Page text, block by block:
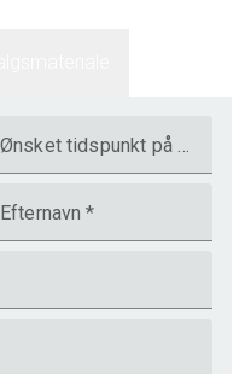
Ønsket tidspunkt på dagen
Efternavn *